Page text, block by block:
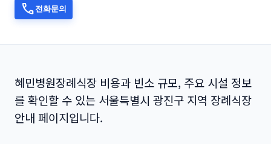
call 전화문의
안내 페이지입니다.